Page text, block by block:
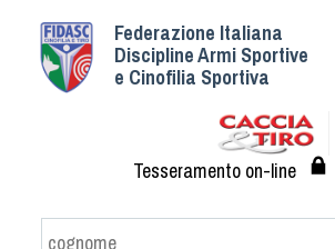
Federazione Italiana
Discipline Armi Sportive
e Cinofilia Sportiva
Tesseramento on-line
Istituzionale
Struttura
Albo Veterinari